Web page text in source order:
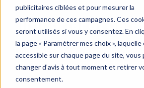
publicitaires ciblées et pour mesurer la
performance de ces campagnes. Ces
seront utilisés si vous y consentez. En
la page « Paramétrer mes choix », laquelle
accessible sur chaque page du site, vous
changer d’avis à tout moment et retirer
consentement.
Importer et gérer
Trouvez ici toutes les
bonne compréhension de la